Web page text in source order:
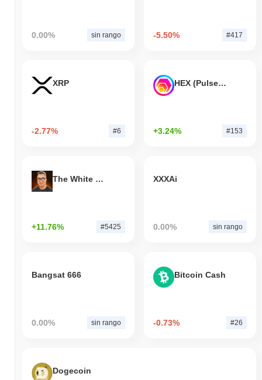
0.00% sin rango -5.50% #417
XRP
-2.77% #6
HEX (Pulsechain)
+3.24% #153
The White Bull
+11.76% #5425
XXXAi
0.00% sin rango
Bangsat 666
0.00% sin rango
Bitcoin Cash
-0.73% #26
Dogecoin